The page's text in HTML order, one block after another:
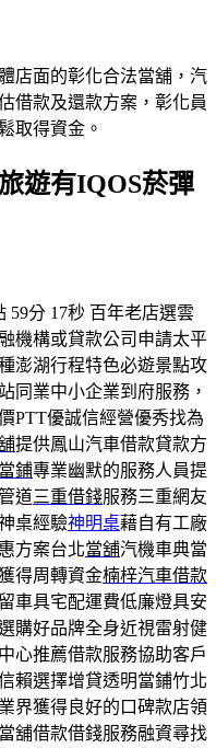
店面的彰化合法當舖，汽
借款及還款方案，彰化員
取得資金。
遊有IQOS菸彈
59分 17秒 百年老店選雲
機構或貸款公司申請太平
澎湖行程特色必遊景點攻
同業中小企業到府服務，
PTT優誠信經營優秀找為
提供鳳山汽車借款貸款方
鋪專業幽默的服務人員提
道三重借錢服務三重網友
桌經驗神明桌藉自有工廠
方案台北當舖汽機車典當
得周轉資金楠梓汽車借款
車具宅配運費低廉燈具安
購好品牌全身近視雷射健
心推薦借款服務協助客戶
賴選擇增貸透明當鋪竹北
界獲得良好的口碑款店領
舖借款借錢服務融資尋找